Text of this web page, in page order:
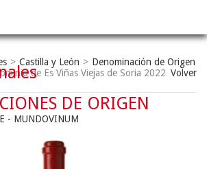
> Castilla y León > Denominación de Origen
de Es Viñas Viejas de Soria 2022 Volver
DE ORIGEN